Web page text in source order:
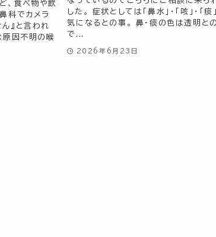
、食べ物や飲
科でカメラ
』と言われ
原因不明の喉
した。 症状としては「鼻水」・「咳」・「痰
気になるとの事。 鼻・痰の色は透明と
で...
2026年6月23日